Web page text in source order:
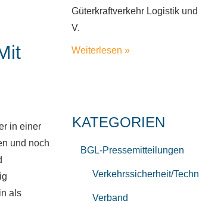
in einer
und noch
als
Güterkraftverkehr Logistik
V.
Weiterlesen »
KATEGORIEN
BGL-Pressemitteilungen
Verkehrssicherheit/
Verband